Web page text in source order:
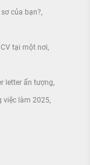
của bạn?
tại một nơi
letter ấn tượng
việc làm 2025